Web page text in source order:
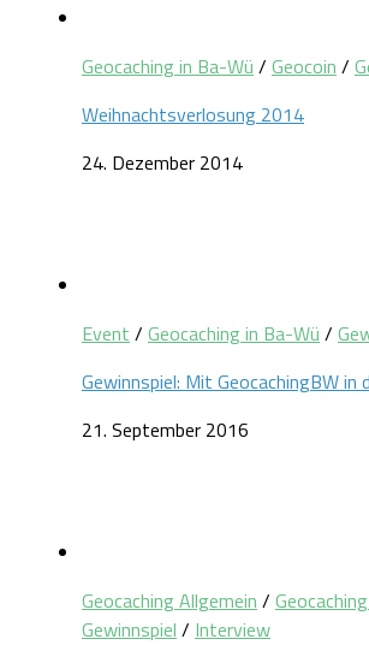
Geocaching in Ba-Wü / Geocoin /
Weihnachtsverlosung 2014
24. Dezember 2014
Event / Geocaching in Ba-Wü /
Gewinnspiel: Mit GeocachingBW in
21. September 2016
Geocaching Allgemein /
Gewinnspiel / Interview